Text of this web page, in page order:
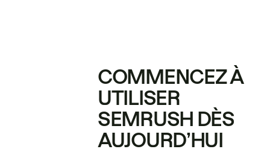
COMMENCEZ À
UTILISER
SEMRUSH DÈS
AUJOURD’HUI